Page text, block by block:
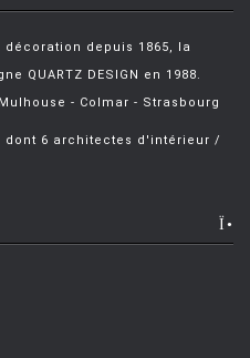
depuis 1865, la
QUARTZ DESIGN en 1988.
- Colmar - Strasbourg
dont 6 architectes d'intérieur /